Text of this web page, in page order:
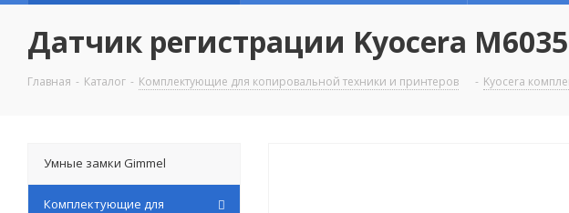
Датчик регистрации Kyocera
Главная - Каталог - Комплектующие для копировальной техники и принтеров - Kyocera
Умные замки Gimmel
Комплектующие для